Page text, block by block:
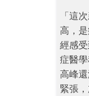
「這
高，
經感
症醫
高峰
緊張